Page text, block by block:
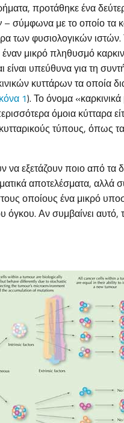
προτάθηκε ένα
– σύμφωνα με το οποίο τα
των φυσιολογικών
μικρό πληθυσμό
είναι υπεύθυνα για τη
κυττάρων τα οποία
1). Το όνομα
όμοια κύτταρα
τύπους, όπως
να εξετάζουν ποιο από τα
αποτελέσματα,
οποίους ένα μικρό
Αν συμβαίνει αυτό,